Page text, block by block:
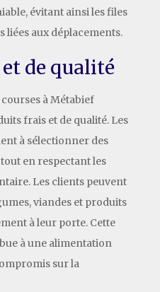
évitant ainsi les files
liées aux déplacements.
de qualité
à Métabief
frais et de qualité. Les
à sélectionner des
en respectant les
Les clients peuvent
viandes et produits
à leur porte. Cette
à une alimentation
sur la